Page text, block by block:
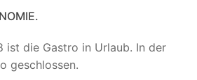
ist die Gastro in Urlaub. In der
geschlossen.